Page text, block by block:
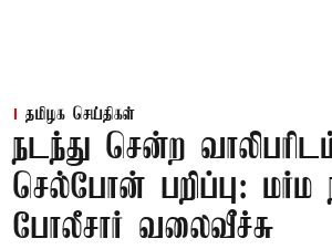
தமிழக செய்திகள்
நடந்து சென்ற
செல்போன் பறிப்பு: மர்ம
போலீசார் வலைவீச்சு